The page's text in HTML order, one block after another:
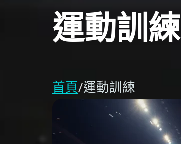
運動訓練
首頁/運動訓練